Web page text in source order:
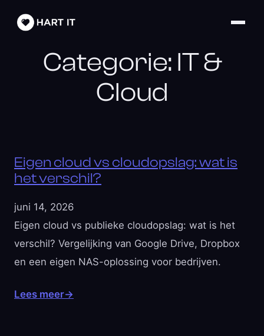
Categorie: IT &
Cloud
Eigen cloud vs cloudopslag: wat is
het verschil?
juni 14, 2026
Eigen cloud vs publieke cloudopslag: wat is het
verschil? Vergelijking van Google Drive, Dropbox
en een eigen NAS-oplossing voor bedrijven.
Lees meer→